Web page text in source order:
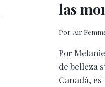
las
Por Air
Por
de belleza
Canadá,